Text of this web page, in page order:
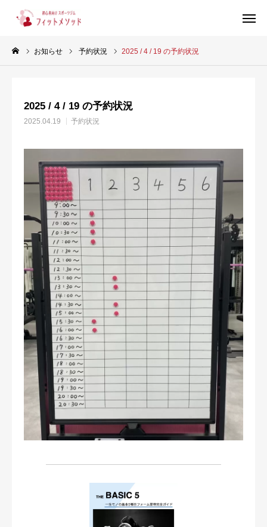
お知らせ 予約状況 2025 / 4 / 19 の予約状況
2025 / 4 / 19 の予約状況
2025.04.19 予約状況
当ジムについて
スタッフ紹介
お客様の声
店舗情報
お問い合わせ・ご予約
会則等
お知らせ